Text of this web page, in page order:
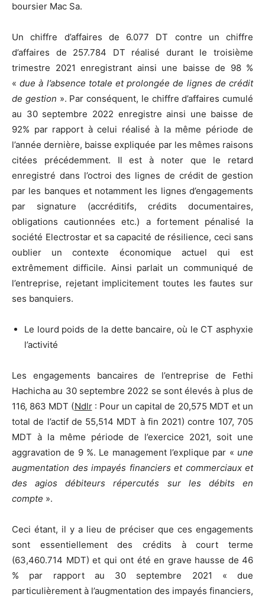
boursier Mac Sa.
Un chiffre d’affaires de 6.077 DT contre un chiffre
d’affaires de 257.784 DT réalisé durant le troisième
trimestre 2021 enregistrant ainsi une baisse de 98 %
«due à l’absence totale et prolongée de lignes de crédit
de gestion ». Par conséquent, le chiffre d’affaires cumulé
au 30 septembre 2022 enregistre ainsi une baisse de
92% par rapport à celui réalisé à la même période de
l’année dernière, baisse expliquée par les mêmes raisons
citées précédemment. Il est à noter que le retard
enregistré dans l’octroi des lignes de crédit de gestion
par les banques et notamment les lignes d’engagements
par signature (accréditifs, crédits documentaires,
obligations cautionnées etc.) a fortement pénalisé la
société Electrostar et sa capacité de résilience, ceci sans
oublier un contexte économique actuel qui est
extrêmement difficile. Ainsi parlait un communiqué de
l’entreprise, rejetant implicitement toutes les fautes sur
ses banquiers.
Le lourd poids de la dette bancaire, où le CT asphyxie
l’activité
Les engagements bancaires de l’entreprise de Fethi
Hachicha au 30 septembre 2022 se sont élevés à plus de
116, 863 MDT (Ndlr: Pour un capital de 20,575 MDT et un
total de l’actif de 55,514 MDT à fin 2021) contre 107, 705
MDT à la même période de l’exercice 2021, soit une
aggravation de 9 %. Le management l’explique par « une
augmentation des impayés financiers et commerciaux et
des agios débiteurs répercutés sur les débits en
compte ».
Ceci étant, il y a lieu de préciser que ces engagements
sont essentiellement des crédits à court terme
(63,460.714 MDT) et qui ont été en grave hausse de 46
% par rapport au 30 septembre 2021 « due
particulièrement à l’augmentation des impayés financiers,